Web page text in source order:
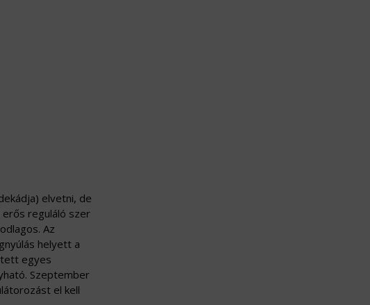
elvetni, de
erős reguláló szer
Az
helyett a
egyes
Szeptember
el kell